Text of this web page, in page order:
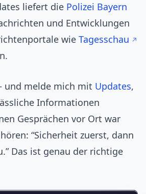
liefert die Polizei Bayern
und Entwicklungen
wie Tagesschau
melde mich mit Updates,
Informationen
Gesprächen vor Ort war
“Sicherheit zuerst, dann
Das ist genau der richtige